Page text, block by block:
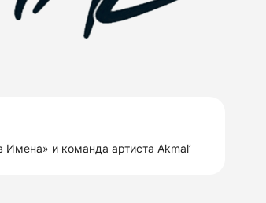
и команда артиста Akmal’